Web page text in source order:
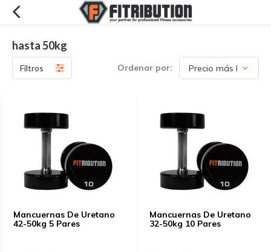
hasta 50kg
Filtros Ordenar por:
Mancuernas De Uretano
42-50kg 5 Pares
Mancuernas De Uretano
32-50kg 10 Pares